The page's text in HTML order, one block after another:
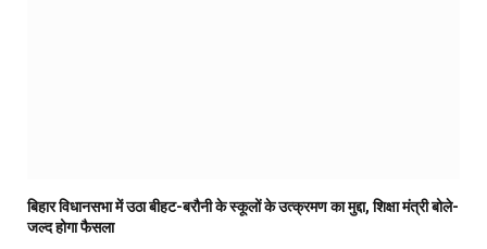
बिहार विधानसभा में उठा बीहट-बरौनी के स्कूलों के उत्क्रमण का मुद्दा, शिक्षा मंत्री बोले-
जल्द होगा फैसला